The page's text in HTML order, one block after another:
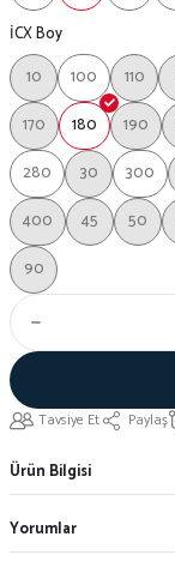
İCX Boy
10
100 110
170
180 190
280
30 300
400
45 50
90
Tavsiye Et Paylaş
Ürün Bilgisi
Yorumlar